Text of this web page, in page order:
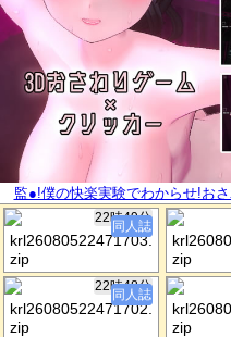
監●!僕の快楽実験でわからせ!お
勝手にドスケベ
22時49分
krl26080522471703.
zip
同人誌
zip
22時48分
krl26080522471702.
zip
同人誌
zip